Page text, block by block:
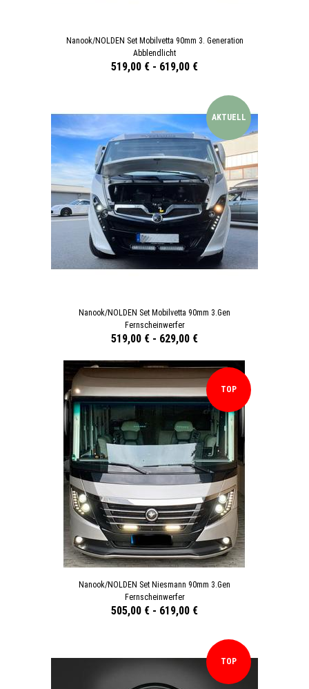
Nanook/NOLDEN Set Mobilvetta 90mm 3. Generation
Abblendlicht
519,00 € - 619,00 €
AKTUELL
Nanook/NOLDEN Set Mobilvetta 90mm 3.Gen
Fernscheinwerfer
519,00 € - 629,00 €
TOP
Nanook/NOLDEN Set Niesmann 90mm 3.Gen
Fernscheinwerfer
505,00 € - 619,00 €
TOP